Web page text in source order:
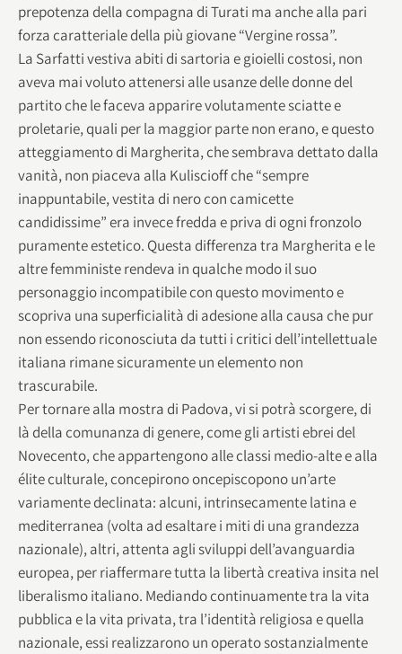
prepotenza della compagna di Turati ma anche alla pari
forza caratteriale della più giovane “Vergine rossa”.
La Sarfatti vestiva abiti di sartoria e gioielli costosi, non
aveva mai voluto attenersi alle usanze delle donne del
partito che le faceva apparire volutamente sciatte e
proletarie, quali per la maggior parte non erano, e questo
atteggiamento di Margherita, che sembrava dettato dalla
vanità, non piaceva alla Kuliscioff che “sempre
inappuntabile, vestita di nero con camicette
candidissime” era invece fredda e priva di ogni fronzolo
puramente estetico. Questa differenza tra Margherita e le
altre femministe rendeva in qualche modo il suo
personaggio incompatibile con questo movimento e
scopriva una superficialità di adesione alla causa che pur
non essendo riconosciuta da tutti i critici dell’intellettuale
italiana rimane sicuramente un elemento non
trascurabile.
Per tornare alla mostra di Padova, vi si potrà scorgere, di
là della comunanza di genere, come gli artisti ebrei del
Novecento, che appartengono alle classi medio-alte e alla
élite culturale, concepirono oncepiscopono un’arte
variamente declinata: alcuni, intrinsecamente latina e
mediterranea (volta ad esaltare i miti di una grandezza
nazionale), altri, attenta agli sviluppi dell’avanguardia
europea, per riaffermare tutta la libertà creativa insita nel
liberalismo italiano. Mediando continuamente tra la vita
pubblica e la vita privata, tra l’identità religiosa e quella
nazionale, essi realizzarono un operato sostanzialmente